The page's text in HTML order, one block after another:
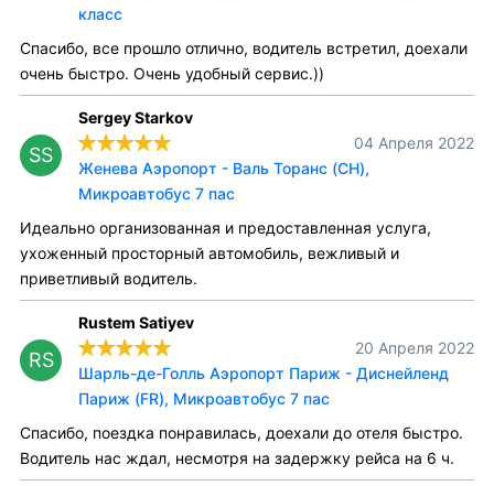
класс
Спасибо, все прошло отлично, водитель встретил, доехали
очень быстро. Очень удобный сервис.))
SS
Sergey Starkov
04 Апреля 2022
Женева Аэропорт - Валь Торанс (CH),
Микроавтобус 7 пас
Идеально организованная и предоставленная услуга,
ухоженный просторный автомобиль, вежливый и
приветливый водитель.
RS
Rustem Satiyev
20 Апреля 2022
Шарль-де-Голль Аэропорт Париж - Диснейленд
Париж (FR), Микроавтобус 7 пас
Спасибо, поездка понравилась, доехали до отеля быстро.
Водитель нас ждал, несмотря на задержку рейса на 6 ч.